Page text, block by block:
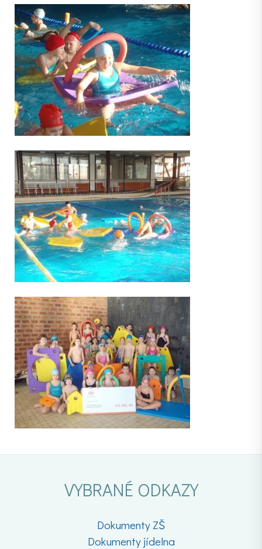
VYBRANÉ ODKAZY
Dokumenty ZŠ
Dokumenty jídelna